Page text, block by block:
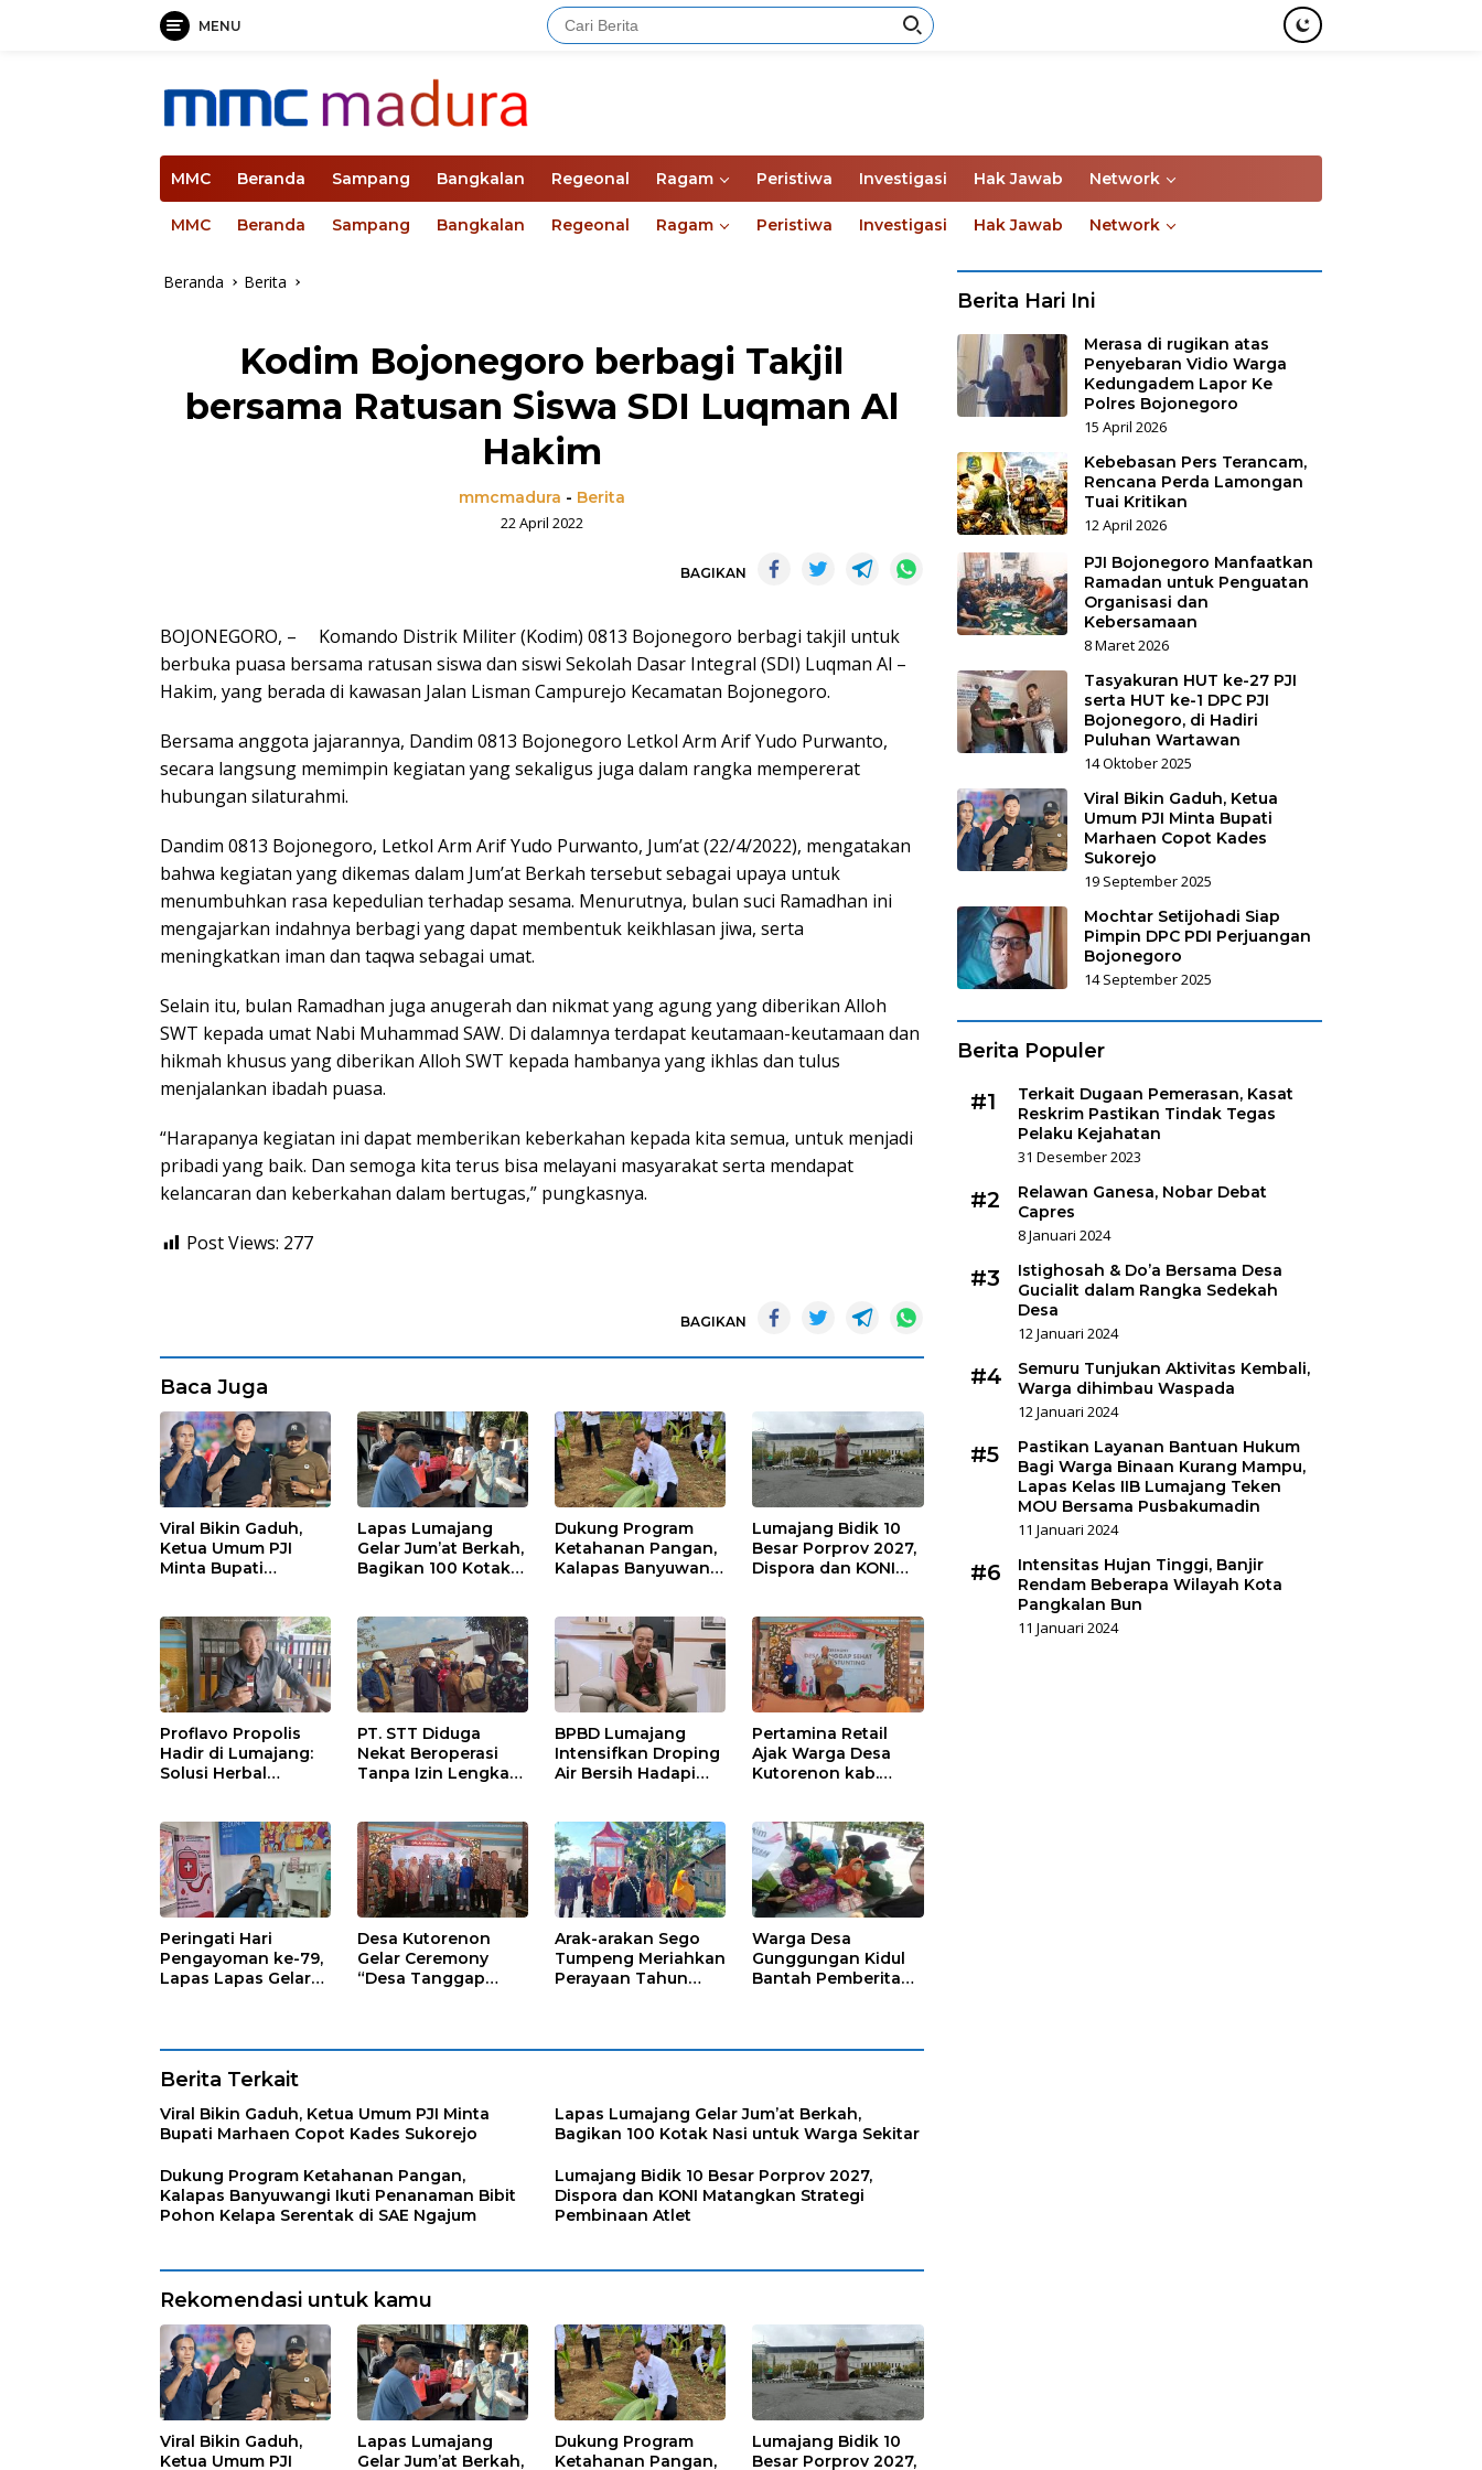
MENU
MMC Beranda Sampang Bangkalan Regeonal Ragam Peristiwa Investigasi Hak Jawab Network
MMC Beranda Sampang Bangkalan Regeonal Ragam Peristiwa Investigasi Hak Jawab Network
Beranda Berita
Kodim Bojonegoro berbagi Takjil
bersama Ratusan Siswa SDI Luqman Al
Hakim
mmcmadura - Berita
22 April 2022
BAGIKAN
BOJONEGORO, – Komando Distrik Militer (Kodim) 0813 Bojonegoro berbagi takjil untuk
berbuka puasa bersama ratusan siswa dan siswi Sekolah Dasar Integral (SDI) Luqman Al –
Hakim, yang berada di kawasan Jalan Lisman Campurejo Kecamatan Bojonegoro.
Bersama anggota jajarannya, Dandim 0813 Bojonegoro Letkol Arm Arif Yudo Purwanto,
secara langsung memimpin kegiatan yang sekaligus juga dalam rangka mempererat
hubungan silaturahmi.
Dandim 0813 Bojonegoro, Letkol Arm Arif Yudo Purwanto, Jum’at (22/4/2022), mengatakan
bahwa kegiatan yang dikemas dalam Jum’at Berkah tersebut sebagai upaya untuk
menumbuhkan rasa kepedulian terhadap sesama. Menurutnya, bulan suci Ramadhan ini
mengajarkan indahnya berbagi yang dapat membentuk keikhlasan jiwa, serta
meningkatkan iman dan taqwa sebagai umat.
Selain itu, bulan Ramadhan juga anugerah dan nikmat yang agung yang diberikan Alloh
SWT kepada umat Nabi Muhammad SAW. Di dalamnya terdapat keutamaan-keutamaan dan
hikmah khusus yang diberikan Alloh SWT kepada hambanya yang ikhlas dan tulus
menjalankan ibadah puasa.
“Harapanya kegiatan ini dapat memberikan keberkahan kepada kita semua, untuk menjadi
pribadi yang baik. Dan semoga kita terus bisa melayani masyarakat serta mendapat
kelancaran dan keberkahan dalam bertugas,” pungkasnya.
Post Views: 277
BAGIKAN
Baca Juga
Viral Bikin Gaduh,
Ketua Umum PJI
Minta Bupati
Lapas Lumajang
Gelar Jum’at Berkah,
Bagikan 100 Kotak
Dukung Program
Ketahanan Pangan,
Kalapas Banyuwangi
Serentak di SAE
Ngajum
Lumajang Bidik 10
Besar Porprov 2027,
Dispora dan KONI
Proflavo Propolis
Hadir di Lumajang:
Solusi Herbal
Kesehatan
Masyarakat
PT. STT Diduga
Nekat Beroperasi
Tanpa Izin Lengkap,
BPBD Lumajang
Intensifkan Droping
Air Bersih Hadapi
Pertamina Retail
Ajak Warga Desa
Kutorenon kab.
Tanggap Keadaan
Gawat Darurat
Peringati Hari
Pengayoman ke-79,
Lapas Lapas Gelar
Desa Kutorenon
Gelar Ceremony
“Desa Tanggap
Arak-arakan Sego
Tumpeng Meriahkan
Perayaan Tahun
Warga Desa
Gunggungan Kidul
Bantah Pemberitaan
Berita Terkait
Viral Bikin Gaduh, Ketua Umum PJI Minta
Bupati Marhaen Copot Kades Sukorejo
Lapas Lumajang Gelar Jum’at Berkah,
Bagikan 100 Kotak Nasi untuk Warga Sekitar
Dukung Program Ketahanan Pangan,
Kalapas Banyuwangi Ikuti Penanaman Bibit
Pohon Kelapa Serentak di SAE Ngajum
Lumajang Bidik 10 Besar Porprov 2027,
Dispora dan KONI Matangkan Strategi
Pembinaan Atlet
Rekomendasi untuk kamu
Viral Bikin Gaduh,
Ketua Umum PJI
Lapas Lumajang
Gelar Jum’at Berkah,
Dukung Program
Ketahanan Pangan,
Lumajang Bidik 10
Besar Porprov 2027,
Berita Hari Ini
Merasa di rugikan atas
Penyebaran Vidio Warga
Kedungadem Lapor Ke
Polres Bojonegoro
15 April 2026
Kebebasan Pers Terancam,
Rencana Perda Lamongan
Tuai Kritikan
12 April 2026
PJI Bojonegoro Manfaatkan
Ramadan untuk Penguatan
Organisasi dan
Kebersamaan
8 Maret 2026
Tasyakuran HUT ke-27 PJI
serta HUT ke-1 DPC PJI
Bojonegoro, di Hadiri
Puluhan Wartawan
14 Oktober 2025
Viral Bikin Gaduh, Ketua
Umum PJI Minta Bupati
Marhaen Copot Kades
Sukorejo
19 September 2025
Mochtar Setijohadi Siap
Pimpin DPC PDI Perjuangan
Bojonegoro
14 September 2025
Berita Populer
#1
Terkait Dugaan Pemerasan, Kasat
Reskrim Pastikan Tindak Tegas
Pelaku Kejahatan
31 Desember 2023
#2
Relawan Ganesa, Nobar Debat
Capres
8 Januari 2024
#3
Istighosah & Do’a Bersama Desa
Gucialit dalam Rangka Sedekah
Desa
12 Januari 2024
#4
Semuru Tunjukan Aktivitas Kembali,
Warga dihimbau Waspada
12 Januari 2024
#5
Pastikan Layanan Bantuan Hukum
Bagi Warga Binaan Kurang Mampu,
Lapas Kelas IIB Lumajang Teken
MOU Bersama Pusbakumadin
11 Januari 2024
#6
Intensitas Hujan Tinggi, Banjir
Rendam Beberapa Wilayah Kota
Pangkalan Bun
11 Januari 2024